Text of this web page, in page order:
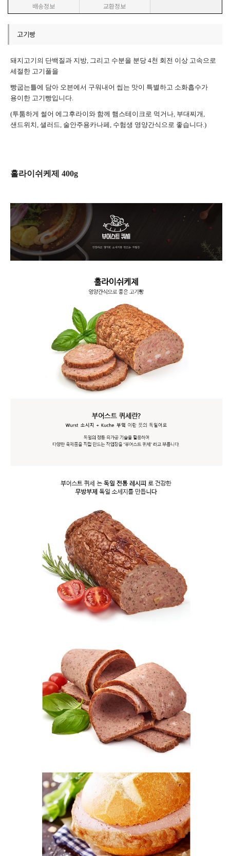
배송정보
교환정보
고기빵
돼지고기의 단백질과 지방 그리고 수분을 분당4천 회전 이상 고속으로
세절한 고기풀을
빵굽는틀에 담아 오븐에서 구워내어 씹는 맛이 특별하고 소화흡수가
용이한 고기빵입니다
(투툼하게 썰어 에그후라이와 함께 햄스테이크로 먹거나 부대찌개
샌드위치 ,샐러드 술안주용카나페 수험생 영양간식으로 좋습니다 .)
훌라이쉬케제 400g